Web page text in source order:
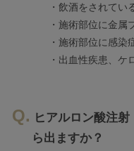
・飲酒をされてい
・施術部位に金属
・施術部位に感染
・出血性疾患、ケ
ヒアルロン酸注
ら出ますか？